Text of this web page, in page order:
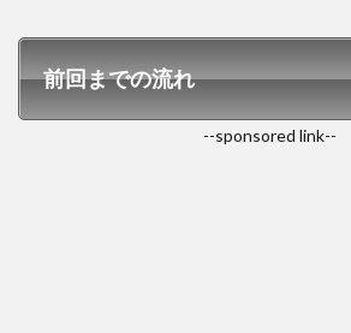
前回までの流れ
--sponsored link--